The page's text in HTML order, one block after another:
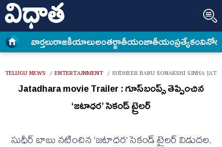
వార్త‌లురాజకీయాలుఅంత‌ర్జాతీయంజాతీయంప్రత్యేకం
TELUGU NEWS / ENTERTAINMENT / SUDHEER BABU SONAKSHI SINHA
Jatadhara movie Trailer : గూస్​బంప్స్ తెప్పించిన
‘జటాధర’ సెకండ్ ట్రైలర్
సుధీర్ బాబు నటించిన ‘జటాధర’ సెకండ్ ట్రైలర్ విడుదల.